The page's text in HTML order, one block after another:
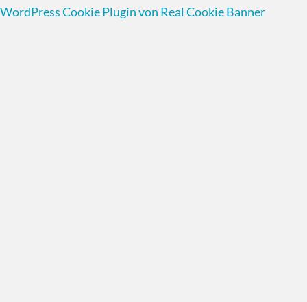
WordPress Cookie Plugin von Real Cookie Banner